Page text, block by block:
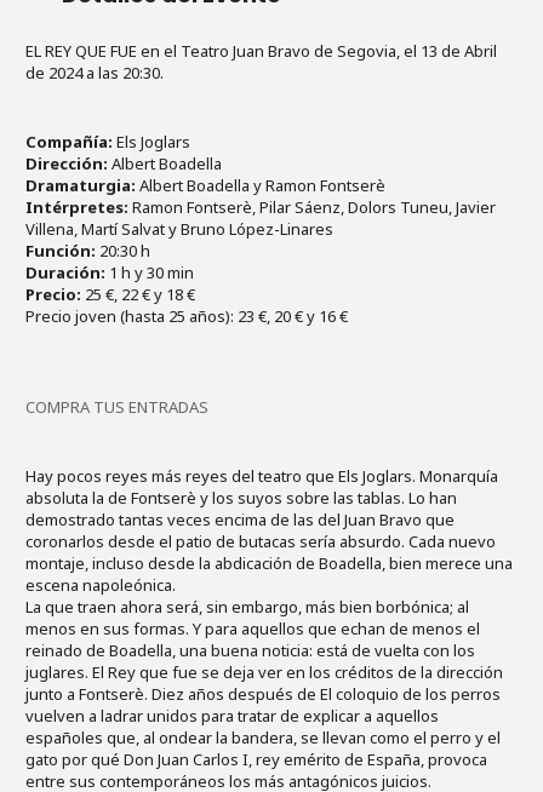
EL REY QUE FUE en el Teatro Juan Bravo de Segovia, el 13 de Abril
de 2024 a las 20:30.
Compañía: Els Joglars
Dirección: Albert Boadella
Dramaturgia: Albert Boadella y Ramon Fontserè
Intérpretes: Ramon Fontserè, Pilar Sáenz, Dolors Tuneu, Javier
Villena, Martí Salvat y Bruno López-Linares
Función: 20:30 h
Duración: 1 h y 30 min
Precio: 25 €, 22 € y 18 €
Precio joven (hasta 25 años): 23 €, 20 € y 16 €
COMPRA TUS ENTRADAS
Hay pocos reyes más reyes del teatro que Els Joglars. Monarquía
absoluta la de Fontserè y los suyos sobre las tablas. Lo han
demostrado tantas veces encima de las del Juan Bravo que
coronarlos desde el patio de butacas sería absurdo. Cada nuevo
montaje, incluso desde la abdicación de Boadella, bien merece una
escena napoleónica.
La que traen ahora será, sin embargo, más bien borbónica; al
menos en sus formas. Y para aquellos que echan de menos el
reinado de Boadella, una buena noticia: está de vuelta con los
juglares. El Rey que fue se deja ver en los créditos de la dirección
junto a Fontserè. Diez años después de El coloquio de los perros
vuelven a ladrar unidos para tratar de explicar a aquellos
españoles que, al ondear la bandera, se llevan como el perro y el
gato por qué Don Juan Carlos I, rey emérito de España, provoca
entre sus contemporáneos los más antagónicos juicios.